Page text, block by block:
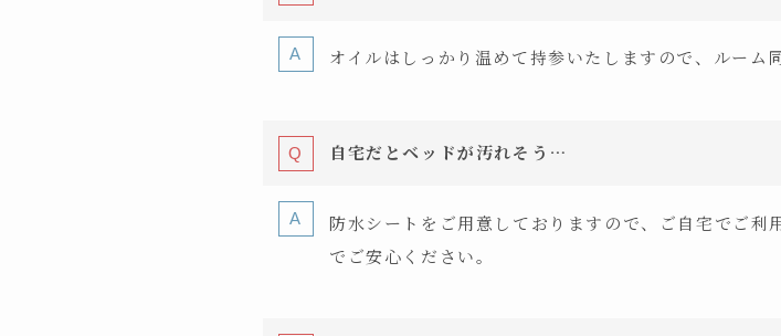
オイルはしっかり温めて持参いたしますので、ルーム
自宅だとベッドが汚れそう…
防水シートをご用意しておりますので、ご自宅でご
でご安心ください。